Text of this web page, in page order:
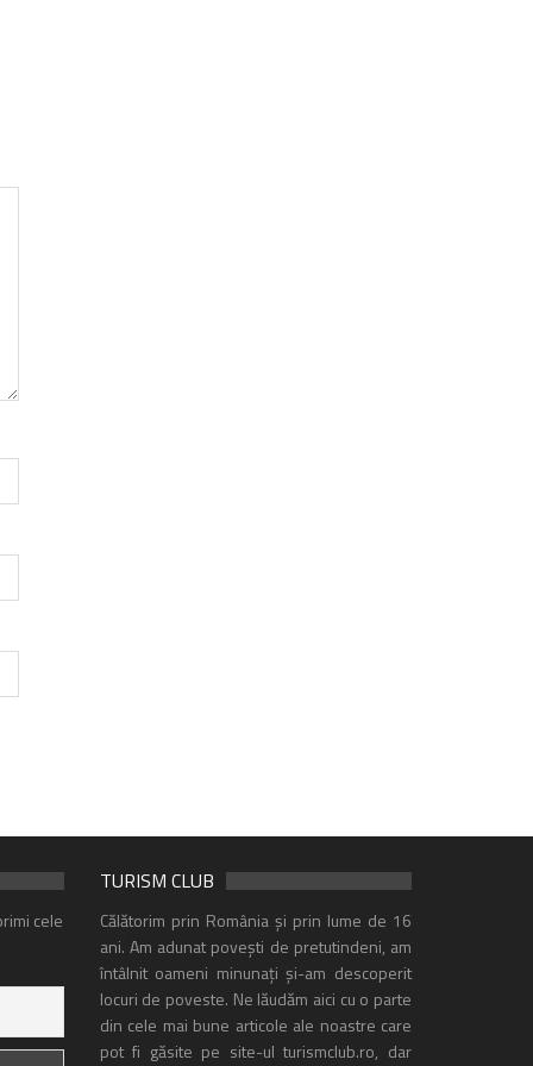
cele
TURISM CLUB
Călătorim prin România și prin lume de 16
ani. Am adunat povești de pretutindeni, am
întâlnit oameni minunați și-am descoperit
locuri de poveste. Ne lăudăm aici cu o parte
din cele mai bune articole ale noastre care
pot fi găsite pe site-ul turismclub.ro, dar